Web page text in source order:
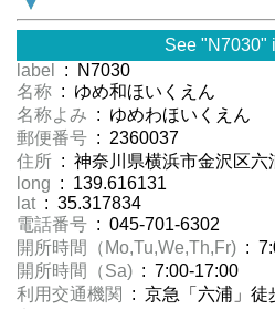
See "N7030"
label
: N7030
名称 : ゆめ和ほいくえん
名称よみ : ゆめわほいくえん
郵便番号 : 2360037
住所 : 神奈川県横浜市金沢区六
long : 139.616131
lat : 35.317834
電話番号 : 045-701-6302
開所時間（Mo,Tu,We,Th,Fr) :
開所時間（Sa) : 7:00-17:00
利用交通機関
: 京急「六浦」徒